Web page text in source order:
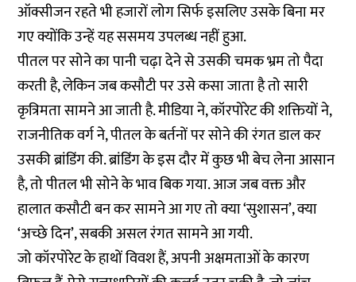
ऑक्सीजन रहते भी हजारों लोग सिर्फ इसलिए उसके बिना मर
गए क्योंकि उन्हें यह ससमय उपलब्ध नहीं हुआ.
पीतल पर सोने का पानी चढ़ा देने से उसकी चमक भ्रम तो पैदा
करती है, लेकिन जब कसौटी पर उसे कसा जाता है तो सारी
कृत्रिमता सामने आ जाती है. मीडिया ने, कॉरपोरेट की शक्तियों ने,
राजनीतिक वर्ग ने, पीतल के बर्तनों पर सोने की रंगत डाल कर
उसकी ब्रांडिंग की. ब्रांडिंग के इस दौर में कुछ भी बेच लेना आसान
है, तो पीतल भी सोने के भाव बिक गया. आज जब वक्त और
हालात कसौटी बन कर सामने आ गए तो क्या ‘सुशासन’, क्या
‘अच्छे दिन’, सबकी असल रंगत सामने आ गयी.
जो कॉरपोरेट के हाथों विवश हैं, अपनी अक्षमताओं के कारण